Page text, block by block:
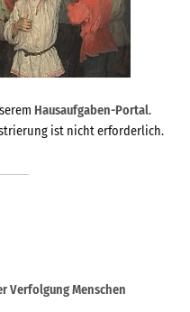
Hausaufgaben-Portal.
ist nicht erforderlich.
Verfolgung Menschen